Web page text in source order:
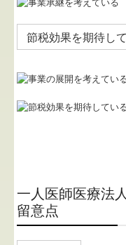
節税効果を期待し
一人医師医療法
留意点